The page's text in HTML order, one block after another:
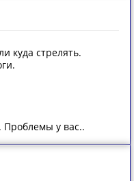
куда стрелять.
у вас..